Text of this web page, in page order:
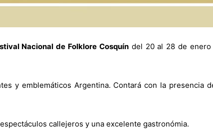
Nacional de Folklore Cosquíndel 20 al 28 de enero
y emblemáticos Argentina. Contará con la presencia
callejeros y una excelente gastronómia.